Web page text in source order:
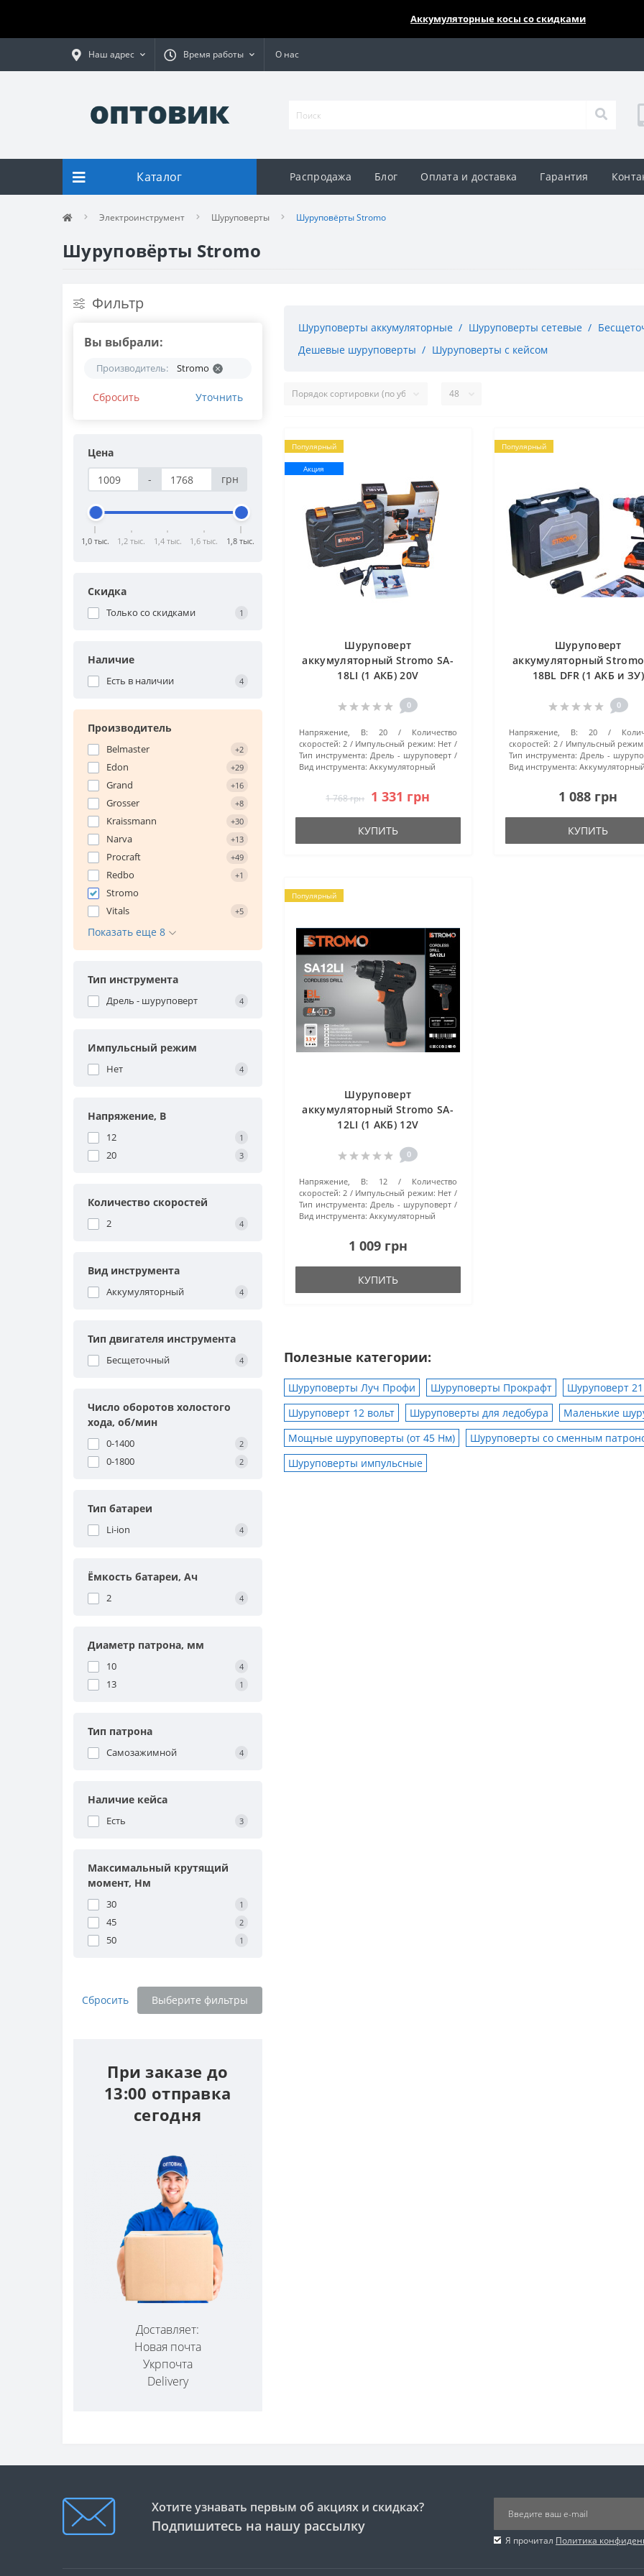
Аккумуляторные косы со скидками
Наш адрес Время работы О нас
Каталог Распродажа Блог Оплата и доставка Гарантия
Электроинструмент Шуруповерты Шуруповёрты Stromo
Шуруповёрты Stromo
Фильтр
Вы выбрали:
Производитель: Stromo
Сбросить Уточнить
Цена
-
грн
1,0 тыс. 1,2 тыс. 1,4 тыс. 1,6 тыс. 1,8 тыс.
Скидка
Только со cкидками 1
Наличие
Есть в наличии 4
Производитель
Belmaster +2
Edon +29
Grand +16
Grosser +8
Kraissmann +30
Narva +13
Procraft +49
Redbo +1
Stromo
Vitals
+5
Показать еще 8
Тип инструмента
Дрель - шуруповерт 4
Импульсный режим
Нет 4
Напряжение, В
12 1
20 3
Количество скоростей
2 4
Вид инструмента
Аккумуляторный 4
Тип двигателя инструмента
Бесщеточный 4
Число оборотов холостого
хода, об/мин
0-1400 2
0-1800 2
Тип батареи
Li-ion 4
Ёмкость батареи, Ач
2 4
Диаметр патрона, мм
10 4
13 1
Тип патрона
Самозажимной 4
Наличие кейса
Есть 3
Максимальный крутящий
момент, Нм
30 1
45 2
50 1
Сбросить Выберите фильтры
При заказе до
13:00 отправка
сегодня
Доставляет:
Новая почта
Укрпочта
Delivery
Шуруповерты аккумуляторные Шуруповерты сетевые
Дешевые шуруповерты
Шуруповерты с кейсом
Популярный
Акция
Шуруповерт
аккумуляторный Stromo SA-
18LI (1 АКБ) 20V
0
Напряжение, В: 20
Количество
скоростей: 2 Импульсный режим: Нет
Тип инструмента: Дрель - шуруповерт
Вид инструмента: Аккумуляторный
1 768 грн 1 331 грн
КУПИТЬ
Популярный
Шуруповерт
аккумуляторный
18BL DFR (1 АКБ и ЗУ)
0
Напряжение, В: 20
скоростей: 2
Импульсный
Тип инструмента: Дрель -
Вид инструмента:
1 088 грн
КУПИТЬ
Популярный
Шуруповерт
аккумуляторный Stromo SA-
12LI (1 АКБ) 12V
0
Напряжение, В: 12
Количество
скоростей: 2 Импульсный режим: Нет
Тип инструмента: Дрель - шуруповерт
Вид инструмента: Аккумуляторный
1 009 грн
КУПИТЬ
Полезные категории:
Шуруповерты Луч Профи Шуруповерты Прокрафт
Шуруповерт 21
Шуруповерт 12 вольт
Шуруповерты для ледобура
Маленькие
Мощные шуруповерты (от 45 Нм)
Шуруповерты со сменным
Шуруповерты импульсные
Хотите узнавать первым об акциях и скидках?
Подпишитесь на нашу рассылку
Я прочитал Политика